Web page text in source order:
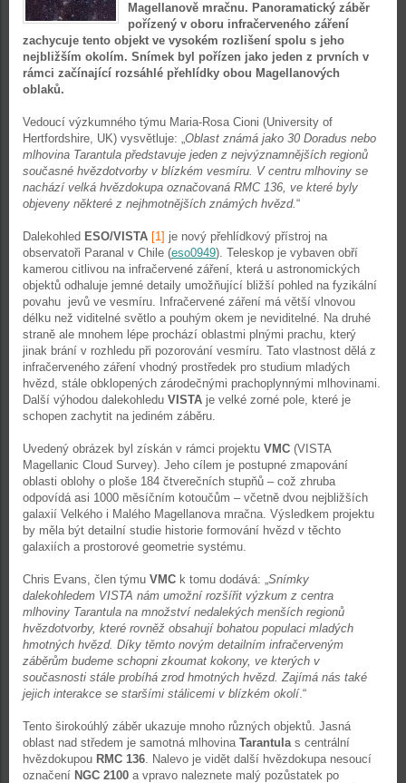
Magellanově mračnu. Panoramatický záběr
pořízený v oboru infračerveného záření
zachycuje tento objekt ve vysokém rozlišení spolu s jeho
nejbližším okolím. Snímek byl pořízen jako jeden z prvních v
rámci začínající rozsáhlé přehlídky obou Magellanových
oblaků.
Vedoucí výzkumného týmu Maria-Rosa Cioni (University of
Hertfordshire, UK) vysvětluje: „Oblast známá jako 30 Doradus nebo
mlhovina Tarantula představuje jeden z nejvýznamnějších regionů
současné hvězdotvorby v blízkém vesmíru. V centru mlhoviny se
nachází velká hvězdokupa označovaná RMC 136, ve které byly
objeveny některé z nejhmotnějších známých hvězd.“
Dalekohled ESO/VISTA [1] je nový přehlídkový přístroj na
observatoři Paranal v Chile (eso0949). Teleskop je vybaven obří
kamerou citlivou na infračervené záření, která u astronomických
objektů odhaluje jemné detaily umožňující bližší pohled na fyzikální
povahu jevů ve vesmíru. Infračervené záření má větší vlnovou
délku než viditelné světlo a pouhým okem je neviditelné. Na druhé
straně ale mnohem lépe prochází oblastmi plnými prachu, který
jinak brání v rozhledu při pozorování vesmíru. Tato vlastnost dělá z
infračerveného záření vhodný prostředek pro studium mladých
hvězd, stále obklopených zárodečnými prachoplynnými mlhovinami.
Další výhodou dalekohledu VISTA je velké zorné pole, které je
schopen zachytit na jediném záběru.
Uvedený obrázek byl získán v rámci projektu VMC (VISTA
Magellanic Cloud Survey). Jeho cílem je postupné zmapování
oblasti oblohy o ploše 184 čtverečních stupňů – což zhruba
odpovídá asi 1000 měsíčním kotoučům – včetně dvou nejbližších
galaxií Velkého i Malého Magellanova mračna. Výsledkem projektu
by měla být detailní studie historie formování hvězd v těchto
galaxiích a prostorové geometrie systému.
Chris Evans, člen týmu VMC k tomu dodává: „Snímky
dalekohledem VISTA nám umožní rozšířit výzkum z centra
mlhoviny Tarantula na množství nedalekých menších regionů
hvězdotvorby, které rovněž obsahují bohatou populaci mladých
hmotných hvězd. Díky těmto novým detailním infračerveným
záběrům budeme schopni zkoumat kokony, ve kterých v
současnosti stále probíhá zrod hmotných hvězd. Zajímá nás také
jejich interakce se staršími stálicemi v blízkém okolí.“
Tento širokoúhlý záběr ukazuje mnoho různých objektů. Jasná
oblast nad středem je samotná mlhovina Tarantulas centrální
hvězdokupou RMC 136. Nalevo je vidět další hvězdokupa nesoucí
označení NGC 2100 a vpravo naleznete malý pozůstatek po